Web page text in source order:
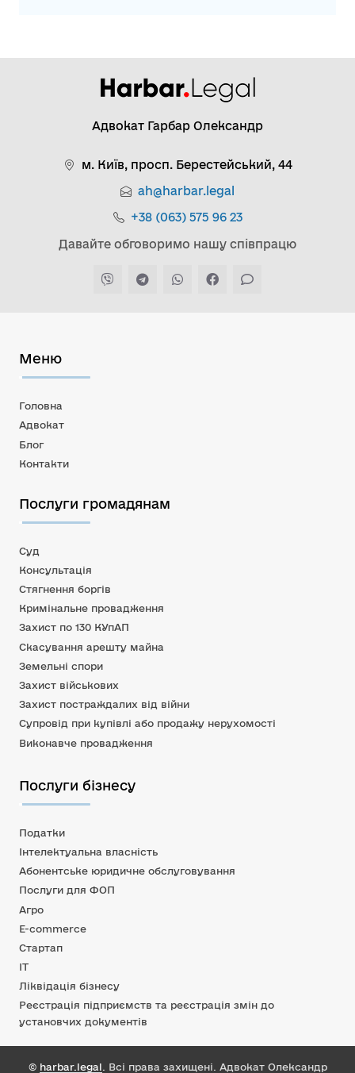
Адвокат Гарбар Олександр
м. Київ, просп. Берестейський, 44
ah@harbar.legal
+38 (063) 575 96 23
Давайте обговоримо нашу співпрацю
Меню
Головна
Адвокат
Блог
Контакти
Послуги громадянам
Суд
Консультація
Стягнення боргів
Кримінальне провадження
Захист по 130 КУпАП
Скасування арешту майна
Земельні спори
Захист військових
Захист постраждалих від війни
Супровід при купівлі або продажу нерухомості
Виконавче провадження
Послуги бізнесу
Податки
Інтелектуальна власність
Абонентське юридичне обслуговування
Послуги для ФОП
Агро
E-commerce
Стартап
IT
Ліквідація бізнесу
Реєстрація підприємств та реєстрація змін до
установчих документів
© harbar.legal. Всі права захищені. Адвокат Олександр